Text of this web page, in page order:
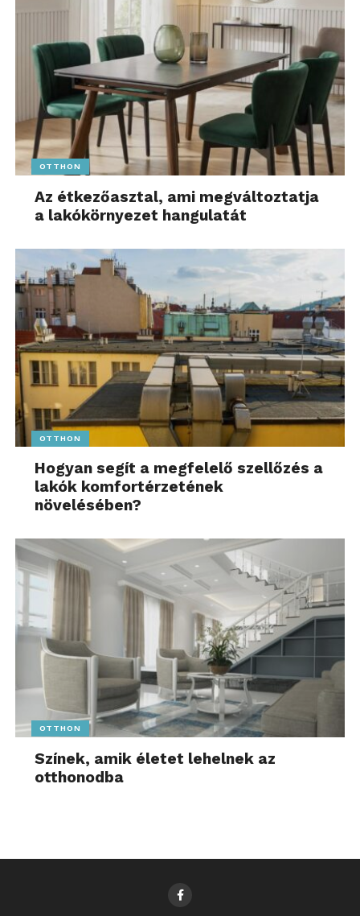
OTTHON
Az étkezőasztal, ami megváltoztatja
a lakókörnyezet hangulatát
OTTHON
Hogyan segít a megfelelő szellőzés a
lakók komfortérzetének
növelésében?
OTTHON
Színek, amik életet lehelnek az
otthonodba